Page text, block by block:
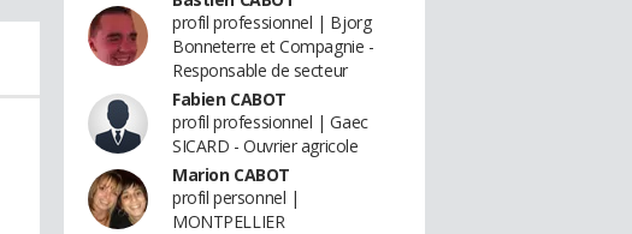
profil professionnel | Bjorg
Bonneterre et Compagnie -
Responsable de secteur
Fabien CABOT
profil professionnel | Gaec
SICARD - Ouvrier agricole
Marion CABOT
profil personnel |
MONTPELLIER